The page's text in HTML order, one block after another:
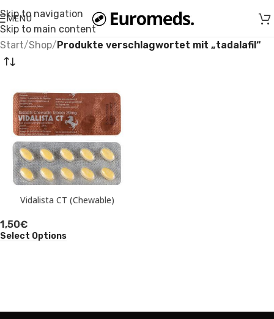
Skip to navigation
Skip to main content
MENU
Start/Shop/Produkte verschlagwortet mit „tadalafil“
Vidalista CT (Chewable)
1,50€
Select Options